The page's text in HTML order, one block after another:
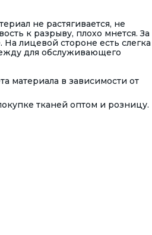
не растягивается, не
к разрыву, плохо мнется. За
лицевой стороне есть слегка
для обслуживающего
материала в зависимости от
тканей оптом и розницу.